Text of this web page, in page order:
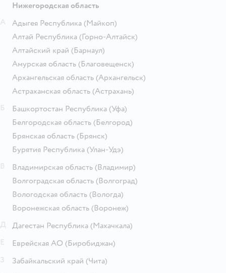
Нижегородская область
Адыгея Республика (Майкоп)
Алтай Республика (Горно-Алтайск)
Алтайский край (Барнаул)
Амурская область (Благовещенск)
Архангельская область (Архангельск)
Астраханская область (Астрахань)
Башкортостан Республика (Уфа)
Белгородская область (Белгород)
Брянская область (Брянск)
Бурятия Республика (Улан-Удэ)
Владимирская область (Владимир)
Волгоградская область (Волгоград)
Вологодская область (Вологда)
Воронежская область (Воронеж)
Дагестан Республика (Махачкала)
Еврейская АО (Биробиджан)
Забайкальский край (Чита)